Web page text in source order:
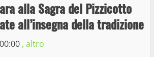
alla Sagra del Pizzicotto
all’insegna della tradizione
00:00 , altro
dei Portici
19 Gennaio 2023